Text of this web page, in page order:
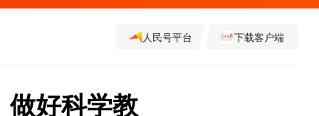
人民号平台 下载客户端
做好科学教